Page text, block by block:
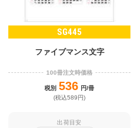
SG445
ファイブマンス文字
100冊注文時価格
税別 536 円/冊
(税込589円)
出荷目安